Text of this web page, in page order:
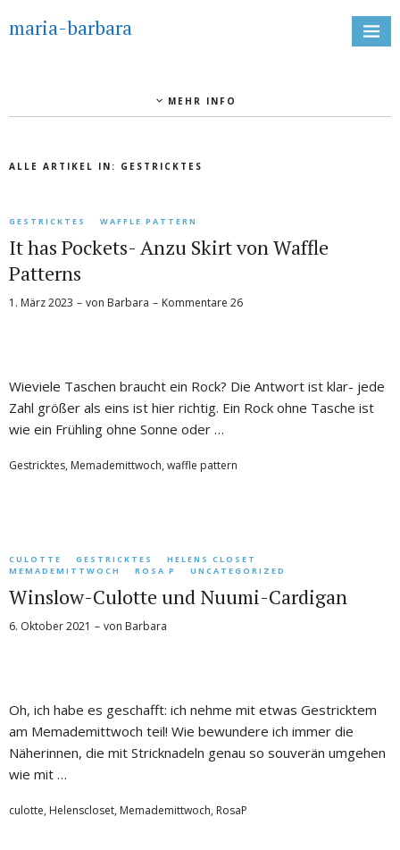
maria-barbara
MEHR INFO
ALLE ARTIKEL IN: GESTRICKTES
GESTRICKTES WAFFLE PATTERN
It has Pockets- Anzu Skirt von Waffle
Patterns
1. März 2023 von Barbara Kommentare 26
Wieviele Taschen braucht ein Rock? Die Antwort ist klar- jede
Zahl größer als eins ist hier richtig. Ein Rock ohne Tasche ist
wie ein Frühling ohne Sonne oder …
Gestricktes, Memademittwoch, waffle pattern
CULOTTE GESTRICKTES
HELENS CLOSET
MEMADEMITTWOCH
ROSA P UNCATEGORIZED
Winslow-Culotte und Nuumi-Cardigan
6. Oktober 2021 von Barbara
Oh, ich habe es geschafft: ich nehme mit etwas Gestricktem
am Memademittwoch teil! Wie bewundere ich immer die
Näherinnen, die mit Stricknadeln genau so souverän umgehen
wie mit …
culotte, Helenscloset, Memademittwoch, RosaP